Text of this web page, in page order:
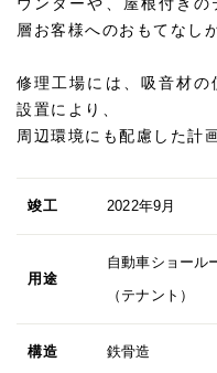
層お客様へのおもてなし
修理工場には、吸音材
設置により、
周辺環境にも配慮した計
竣工 2022年9月
用途
自動車ショー
（テナント）
構造 鉄骨造